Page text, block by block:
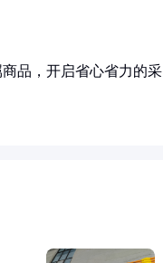
品，开启省心省力的采